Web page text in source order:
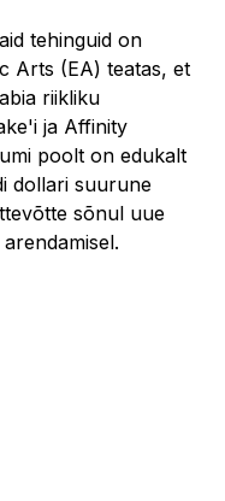
tehinguid on
Arts (EA) teatas, et
riikliku
ja Affinity
poolt on edukalt
dollari suurune
sõnul uue